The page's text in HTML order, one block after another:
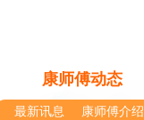
康师傅动态
最新讯息 康师傅介绍